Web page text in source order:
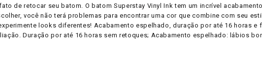
de retocar seu batom. O batom Superstay Vinyl Ink tem um incrível
você não terá problemas para encontrar uma cor que combine com seu
looks diferentes! Acabamento espelhado, duração por até 16 horas
Duração por até 16 horas sem retoques; Acabamento espelhado: lábios